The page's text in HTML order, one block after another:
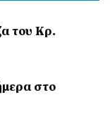
του Κρ.
στο